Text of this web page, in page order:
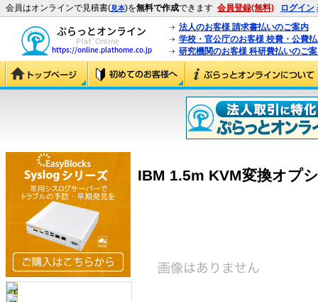
会員はオンラインで見積書(見本)を無料で作成できます 会員登録(無料) ログイン
法人のお客様 請求書払いのご案内
学校・官公庁のお客様 校費・公費
研究機関のお客様 科研費払いのご
IBM 1.5m KVM変換オプ